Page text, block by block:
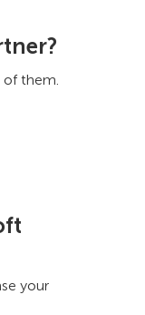
of them.
your